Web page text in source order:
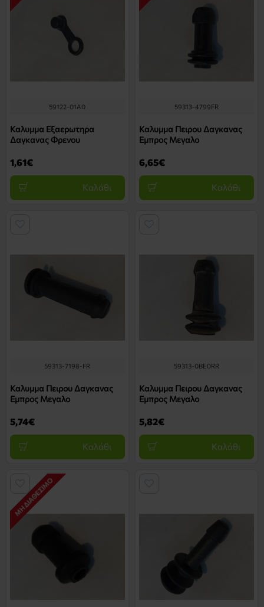
59122-01A0
Καλυμμα Εξαερωτηρα
Δαγκανας Φρενου
1,61€
Καλάθι
59313-4799FR
Καλυμμα Πειρου Δαγκανας
Εμπρος Μεγαλο
6,65€
Καλάθι
59313-7198-FR
Καλυμμα Πειρου Δαγκανας
Εμπρος Μεγαλο
5,74€
Καλάθι
59313-0BE0RR
Καλυμμα Πειρου Δαγκανας
Εμπρος Μεγαλο
5,82€
Καλάθι
ΜΗ ΔΙΑΘΈΣΙΜΟ